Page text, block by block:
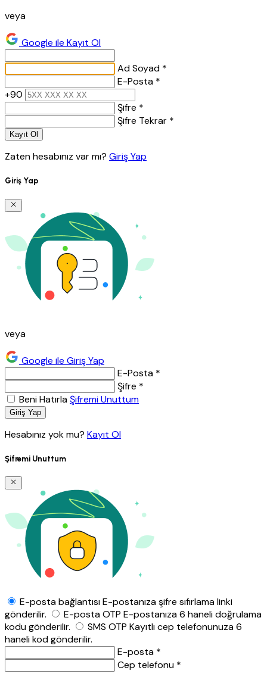
veya
Google ile Kayıt Ol
Ad Soyad *
E-Posta *
+90
Şifre *
Şifre Tekrar *
Kayıt Ol
Zaten hesabınız var mı? Giriş Yap
Giriş Yap
veya
Google ile Giriş Yap
E-Posta *
Şifre *
Beni HatırlaŞifremi Unuttum
Giriş Yap
Hesabınız yok mu? Kayıt Ol
Şifremi Unuttum
E-posta bağlantısıE-postanıza şifre sıfırlama linki
gönderilir.
E-posta OTP E-postanıza 6 haneli doğrulama
kodu gönderilir.
SMS OTP Kayıtlı cep telefonunuza 6
haneli kod gönderilir.
E-posta *
Cep telefonu *